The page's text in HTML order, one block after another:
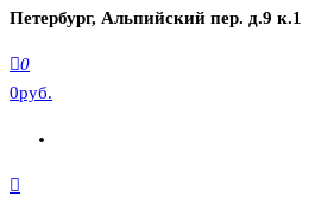
Петербург, Альпийский пер. д.9 к.1
0
0руб.